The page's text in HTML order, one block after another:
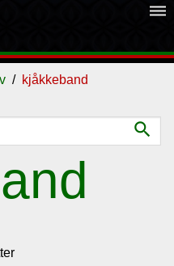
dehaze
kjåkkeband
search